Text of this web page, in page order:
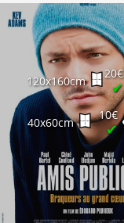
120x160cm
20€
✔
40x60cm
10€
✔